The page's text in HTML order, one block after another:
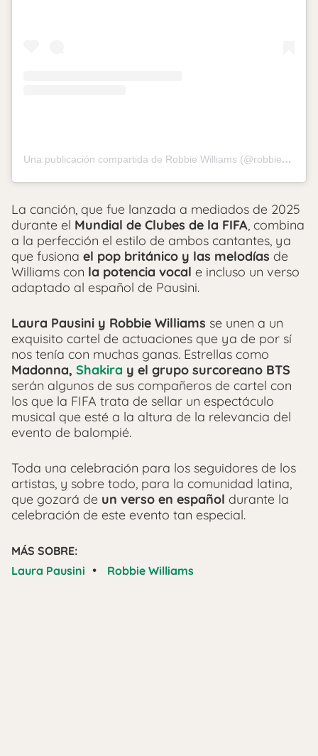
Una publicación compartida de Robbie Williams (@robbiewilliams)
La canción, que fue lanzada a mediados de 2025
durante el Mundial de Clubes de la FIFA, combina
a la perfección el estilo de ambos cantantes, ya
que fusiona el pop británico y las melodías de
Williams con la potencia vocal e incluso un verso
adaptado al español de Pausini.
Laura Pausini y Robbie Williams se unen a un
exquisito cartel de actuaciones que ya de por sí
nos tenía con muchas ganas. Estrellas como
Madonna, Shakira y el grupo surcoreano BTS
serán algunos de sus compañeros de cartel con
los que la FIFA trata de sellar un espectáculo
musical que esté a la altura de la relevancia del
evento de balompié.
Toda una celebración para los seguidores de los
artistas, y sobre todo, para la comunidad latina,
que gozará de un verso en español durante la
celebración de este evento tan especial.
MÁS SOBRE:
Laura Pausini • Robbie Williams